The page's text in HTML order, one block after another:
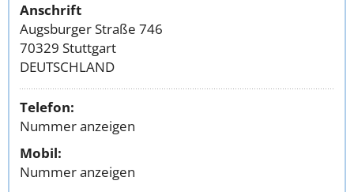
Anschrift
Augsburger Straße 746
70329 Stuttgart
DEUTSCHLAND
Telefon:
Nummer anzeigen
Mobil:
Nummer anzeigen